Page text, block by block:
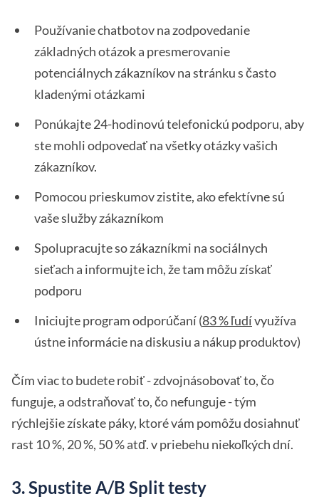
Používanie chatbotov na zodpovedanie
základných otázok a presmerovanie
potenciálnych zákazníkov na stránku s často
kladenými otázkami
Ponúkajte 24-hodinovú telefonickú podporu, aby
ste mohli odpovedať na všetky otázky vašich
zákazníkov.
Pomocou prieskumov zistite, ako efektívne sú
vaše služby zákazníkom
Spolupracujte so zákazníkmi na sociálnych
sieťach a informujte ich, že tam môžu získať
podporu
Iniciujte program odporúčaní (83 % ľudívyužíva
ústne informácie na diskusiu a nákup produktov)
Čím viac to budete robiť - zdvojnásobovať to, čo
funguje, a odstraňovať to, čo nefunguje - tým
rýchlejšie získate páky, ktoré vám pomôžu dosiahnuť
rast 10 %, 20 %, 50 % atď. v priebehu niekoľkých dní.
3. Spustite A/B Split testy